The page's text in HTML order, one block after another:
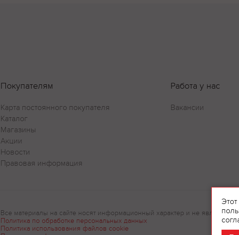
Оставить отзыв
Покупателям
Карта постоянного покупателя
Каталог
Магазины
Акции
Новости
Правовая информация
Работа у нас
Вакансии
Все материалы на сайте носят информационный характер и не являются
Политика по обработке персональных данных
Политика использования файлов cookie